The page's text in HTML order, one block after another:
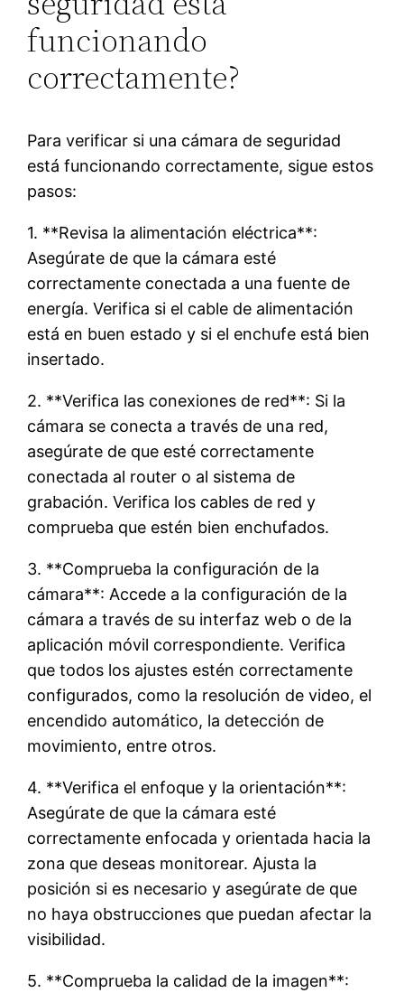
funcionando
correctamente?
Para verificar si una cámara de seguridad
está funcionando correctamente, sigue estos
pasos:
1. **Revisa la alimentación eléctrica**:
Asegúrate de que la cámara esté
correctamente conectada a una fuente de
energía. Verifica si el cable de alimentación
está en buen estado y si el enchufe está bien
insertado.
2. **Verifica las conexiones de red**: Si la
cámara se conecta a través de una red,
asegúrate de que esté correctamente
conectada al router o al sistema de
grabación. Verifica los cables de red y
comprueba que estén bien enchufados.
3. **Comprueba la configuración de la
cámara**: Accede a la configuración de la
cámara a través de su interfaz web o de la
aplicación móvil correspondiente. Verifica
que todos los ajustes estén correctamente
configurados, como la resolución de video, el
encendido automático, la detección de
movimiento, entre otros.
4. **Verifica el enfoque y la orientación**:
Asegúrate de que la cámara esté
correctamente enfocada y orientada hacia la
zona que deseas monitorear. Ajusta la
posición si es necesario y asegúrate de que
no haya obstrucciones que puedan afectar la
visibilidad.
5. **Comprueba la calidad de la imagen**: